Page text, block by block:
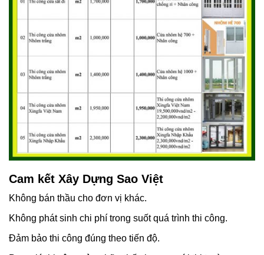
Cam kết Xây Dựng Sao Việt
Không bán thầu cho đơn vị khác.
Không phát sinh chi phí trong suốt quá trình thi công.
Đảm bảo thi công đúng theo tiến độ.